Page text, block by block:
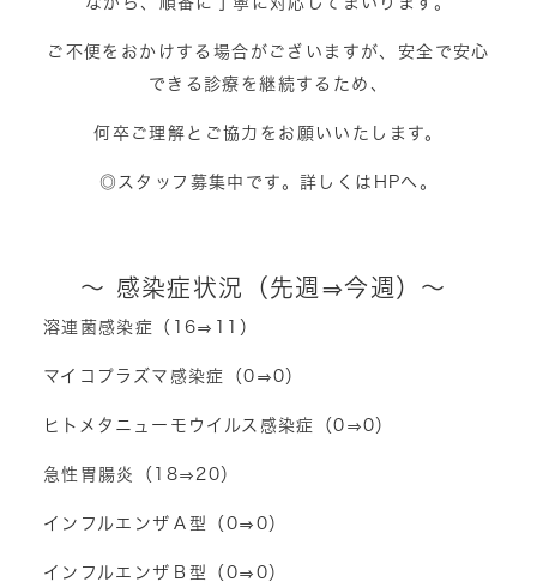
ご不便をおかけする場合がございますが、安全で安心
できる診療を継続するため、
何卒ご理解とご協力をお願いいたします。
◎スタッフ募集中です。詳しくはHPへ。
～ 感染症状況（先週⇒今週）～
溶連菌感染症（16⇒11）
マイコプラズマ感染症（0⇒0）
ヒトメタニューモウイルス感染症（0⇒0）
急性胃腸炎（18⇒20）
インフルエンザＡ型（0⇒0）
インフルエンザＢ型（0⇒0）